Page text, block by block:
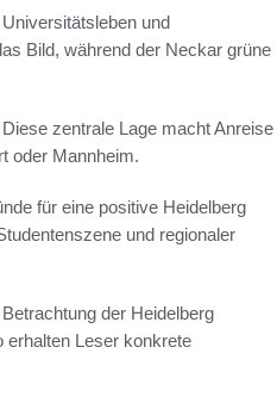
und
Bild, während der Neckar grüne
zentrale Lage macht Anreise
oder Mannheim.
für eine positive Heidelberg
und regionaler
der Heidelberg
erhalten Leser konkrete